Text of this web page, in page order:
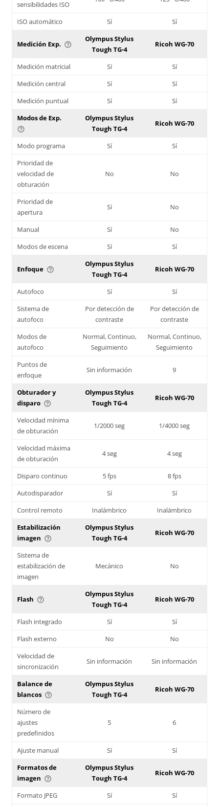
sensibilidades ISO
ISO automático Sí Sí
Medición Exp. help_outline
Olympus Stylus
Tough TG-4
Ricoh WG-70
Medición matricial Sí
Sí
Medición central
Sí
Sí
Medición puntual
Sí
Sí
Modos de Exp.
help_outline
Olympus Stylus
Tough TG-4
Ricoh WG-70
Modo programa Sí
Sí
Prioridad de
velocidad de
obturación
No No
Prioridad de
apertura
Sí No
Manual Sí
No
Modos de escena
Sí Sí
Enfoque help_outline
Olympus Stylus
Tough TG-4
Ricoh WG-70
Autofoco Sí
Sí
Sistema de
autofoco
Por detección de
contraste
Por detección de
contraste
Modos de
autofoco
Normal, Continuo,
Seguimiento
Normal, Continuo,
Seguimiento
Puntos de
enfoque
Sin información 9
Obturador y
disparo help_outline
Olympus Stylus
Tough TG-4
Ricoh WG-70
Velocidad mínima
de obturación
1/2000 seg 1/4000 seg
Velocidad máxima
de obturación
4 seg 4 seg
Disparo continuo 5 fps
8 fps
Autodisparador
Sí
Sí
Control remoto
Inalámbrico
Inalámbrico
Estabilización
imagen help_outline
Olympus Stylus
Tough TG-4
Ricoh WG-70
Sistema de
estabilización de
imagen
Mecánico No
Flash help_outline
Olympus Stylus
Tough TG-4
Ricoh WG-70
Flash integrado Sí
Sí
Flash externo
No
No
Velocidad de
sincronización
Sin información Sin información
Balance de
blancos help_outline
Olympus Stylus
Tough TG-4
Ricoh WG-70
Número de
ajustes
predefinidos
5 6
Ajuste manual Sí
Sí
Formatos de
imagen help_outline
Olympus Stylus
Tough TG-4
Ricoh WG-70
Formato JPEG Sí
Sí